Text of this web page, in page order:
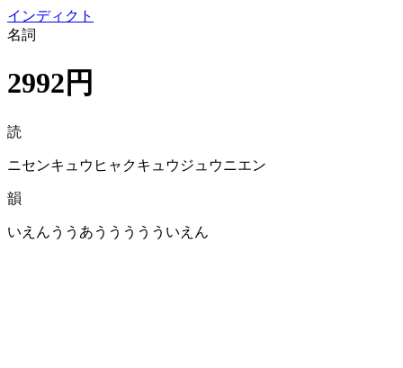
インディクト
名詞
2992円
読
ニセンキュウヒャクキュウジュウニエン
韻
いえんううあううううういえん